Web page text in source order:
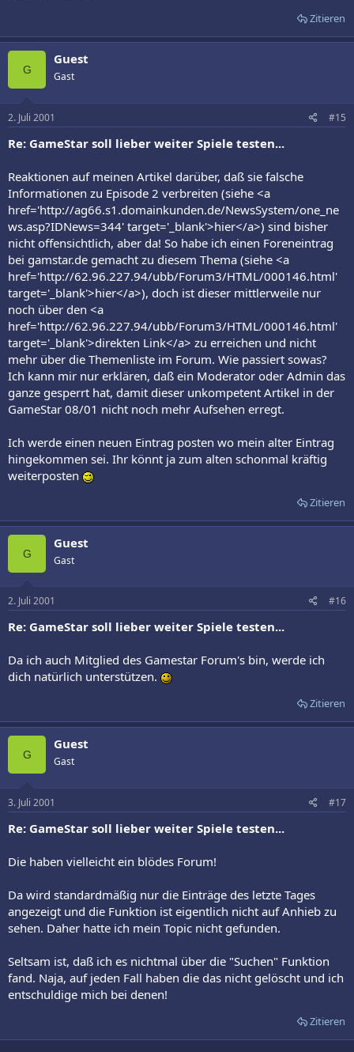
Zitieren
G
Guest
Gast
2. Juli 2001 #15
Re: GameStar soll lieber weiter Spiele testen...
Reaktionen auf meinen Artikel darüber, daß sie falsche
Informationen zu Episode 2 verbreiten (siehe <a
href='http://ag66.s1.domainkunden.de/NewsSystem/one_ne
ws.asp?IDNews=344' target='_blank'>hier</a>) sind bisher
nicht offensichtlich, aber da! So habe ich einen Foreneintrag
bei gamstar.de gemacht zu diesem Thema (siehe <a
href='http://62.96.227.94/ubb/Forum3/HTML/000146.html'
target='_blank'>hier</a>), doch ist dieser mittlerweile nur
noch über den <a
href='http://62.96.227.94/ubb/Forum3/HTML/000146.html'
target='_blank'>direkten Link</a> zu erreichen und nicht
mehr über die Themenliste im Forum. Wie passiert sowas?
Ich kann mir nur erklären, daß ein Moderator oder Admin das
ganze gesperrt hat, damit dieser unkompetent Artikel in der
GameStar 08/01 nicht noch mehr Aufsehen erregt.
Ich werde einen neuen Eintrag posten wo mein alter Eintrag
hingekommen sei. Ihr könnt ja zum alten schonmal kräftig
weiterposten
Zitieren
G
Guest
Gast
2. Juli 2001 #16
Re: GameStar soll lieber weiter Spiele testen...
Da ich auch Mitglied des Gamestar Forum's bin, werde ich
dich natürlich unterstützen.
Zitieren
G
Guest
Gast
3. Juli 2001 #17
Re: GameStar soll lieber weiter Spiele testen...
Die haben vielleicht ein blödes Forum!
Da wird standardmäßig nur die Einträge des letzte Tages
angezeigt und die Funktion ist eigentlich nicht auf Anhieb zu
sehen. Daher hatte ich mein Topic nicht gefunden.
Seltsam ist, daß ich es nichtmal über die "Suchen" Funktion
fand. Naja, auf jeden Fall haben die das nicht gelöscht und ich
entschuldige mich bei denen!
Zitieren